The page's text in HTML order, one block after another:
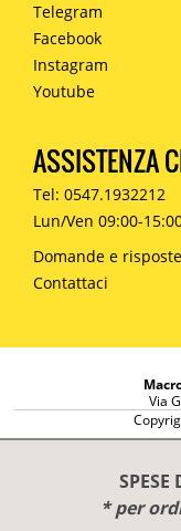
SPESE
* per
Telegram
Facebook
Instagram
Youtube
ASSISTENZA
Tel: 0547.1932212
Lun/Ven 09:00-
Domande e risposte
Contattaci
Via